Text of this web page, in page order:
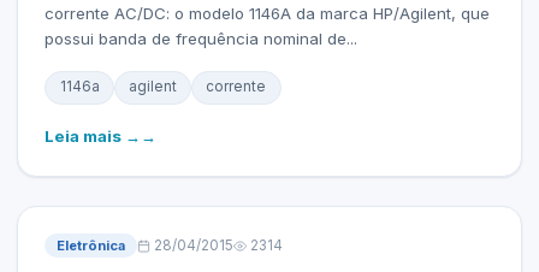
corrente AC/DC: o modelo 1146A da marca HP/Agilent, que
possui banda de frequência nominal de...
1146a agilent corrente
Leia mais →
Eletrônica 28/04/2015 2314